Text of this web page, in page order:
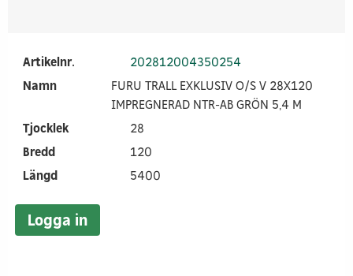
Artikelnr.
202812004350254
Namn
FURU TRALL EXKLUSIV O/S V 28X120
IMPREGNERAD NTR-AB GRÖN 5,4 M
Tjocklek
28
Bredd
120
Längd
5400
Logga in